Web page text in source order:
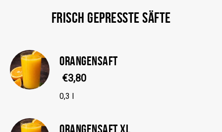
FRISCH GEPRESSTE SÄFTE
ORANGENSAFT
€3,80
0,3 l
ORANGENSAFT XL